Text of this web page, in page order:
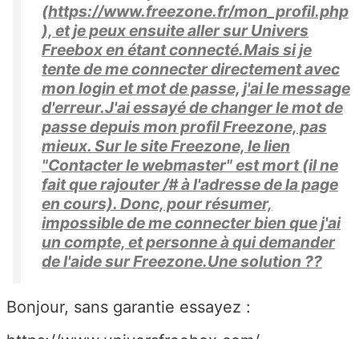
(https://www.freezone.fr/mon_profil.php
), et je peux ensuite aller sur Univers
Freebox en étant connecté.Mais si je
tente de me connecter directement avec
mon login et mot de passe, j'ai le message
d'erreur.J'ai essayé de changer le mot de
passe depuis mon profil Freezone, pas
mieux. Sur le site Freezone, le lien
"Contacter le webmaster" est mort (il ne
fait que rajouter /# à l'adresse de la page
en cours). Donc, pour résumer,
impossible de me connecter bien que j'ai
un compte, et personne à qui demander
de l'aide sur Freezone.Une solution ??
Bonjour, sans garantie essayez :